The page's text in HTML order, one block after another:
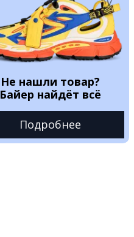
Не нашли товар?
Байер найдёт всё
Подробнее